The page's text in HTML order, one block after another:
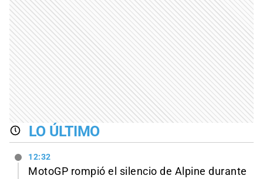
LO ÚLTIMO
12:32
MotoGP rompió el silencio de Alpine durante